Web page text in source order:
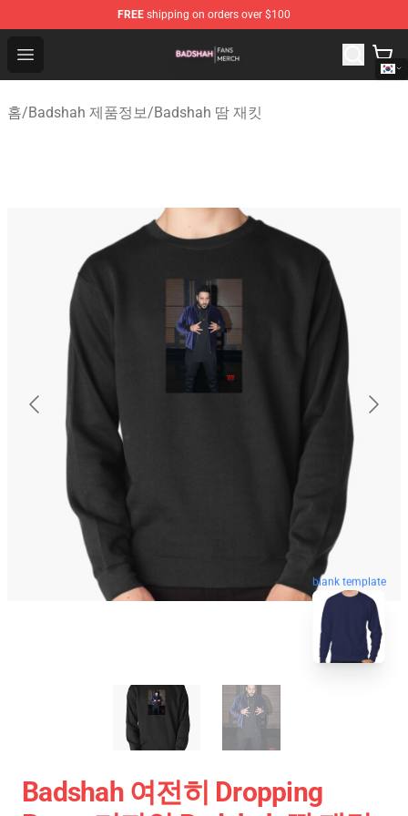
FREE shipping on orders over $100
Open menu
Badshah Shop - Official Badshah Merchandise Store
홈/Badshah 제품정보/Badshah 땀 재킷
blank template
Badshah 여전히 Dropping